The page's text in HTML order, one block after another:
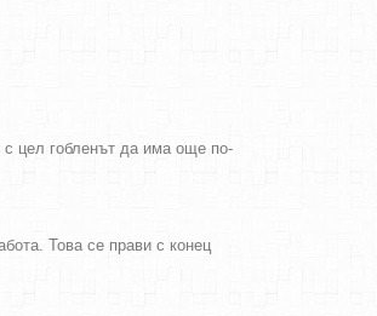
с цел гобленът да има още по-
Това се прави с конец